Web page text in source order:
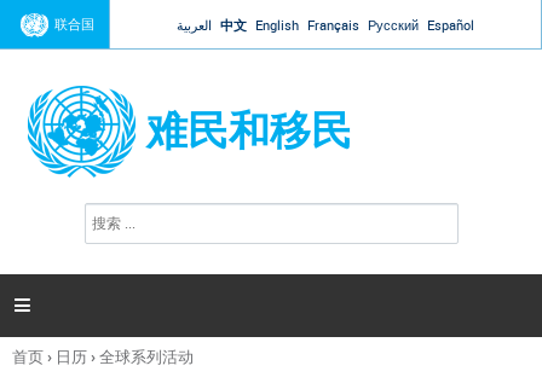
Jump to navigation
联合国 العربية 中文 English Français Русский Español
难民和移民
搜
索

你
首页› 日历›全球系列活动